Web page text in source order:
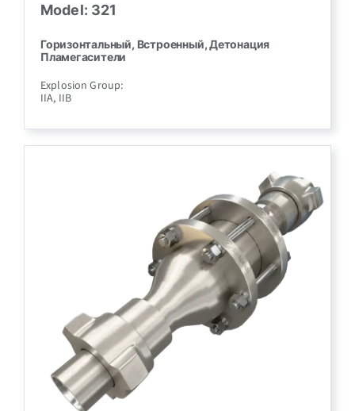
Model: 321
Горизонтальный, Встроенный, Детонация
Пламегасители
Explosion Group:
IIA, IIB